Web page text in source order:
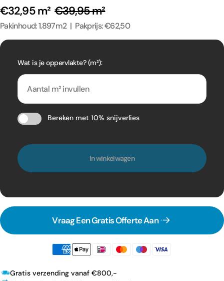
€32,95 m² €39,95 m²
Pakinhoud: 1.897m2 | Pakprijs: €62,50
Wat is je oppervlakte? (m²):
Bereken met 10% snijverlies
In winkelwagen
Vraag Een Gratis Offerte Aan
Gratis verzending vanaf €800,-